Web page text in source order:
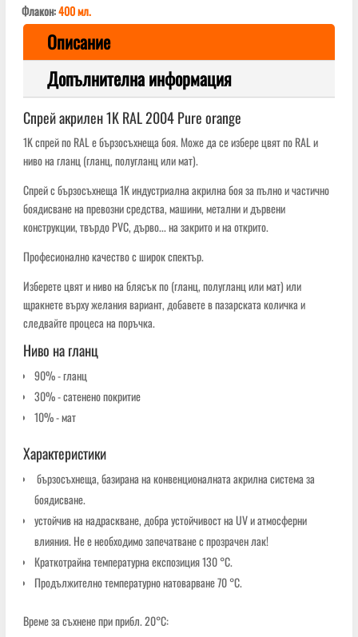
Флакон:400мл.
Описание
Допълнителна информация
Спрей акрилен 1K RAL 2004 Pure orange
1K спрей по RAL е бързосъхнеща боя. Може да се избере цвят по RAL и
ниво на гланц (гланц, полугланц или мат).
Спрей с бързосъхнеща 1K индустриална акрилна боя за пълно и частично
боядисване на превозни средства, машини, метални и дървени
конструкции, твърдо PVC, дърво... на закрито и на открито.
Професионално качество с широк спектър.
Изберете цвят и ниво на блясък по (гланц, полугланц или мат) или
щракнете върху желания вариант, добавете в пазарската количка и
следвайте процеса на поръчка.
Ниво на гланц
90% - гланц
30% - сатенено покритие
10% - мат
Характеристики
бързосъхнеща, базирана на конвенционалната акрилна система за
боядисване.
устойчив на надраскване, добра устойчивост на UV и атмосферни
влияния. Не е необходимо запечатване с прозрачен лак!
Краткотрайна температурна експозиция 130 °C.
Продължително температурно натоварване 70 °C.
Време за съхнене при прибл. 20°C: